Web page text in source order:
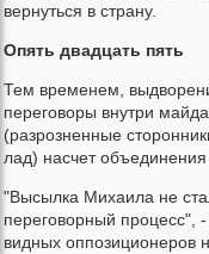
вернуться в страну.
Опять двадцать пять
Тем временем,
переговоры внутри
(разрозненные
лад) насчет объединения
"Высылка Михаила не
переговорный процесс",
видных оппозиционеров